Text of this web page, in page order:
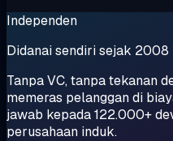
Independen
Didanai sendiri sejak 2008
Tanpa VC, tanpa tekanan
memeras pelanggan di
jawab kepada 122.000+
perusahaan induk.